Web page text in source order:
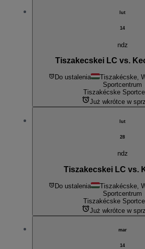
lut
14
ndz
Tiszakecskei LC vs.
Do ustalenia Tiszakécske,
Sportcentrum
Tiszakécske
Już wkrótce w
lut
28
ndz
Tiszakecskei LC vs.
Do ustalenia Tiszakécske,
Sportcentrum
Tiszakécske
Już wkrótce w
mar
14